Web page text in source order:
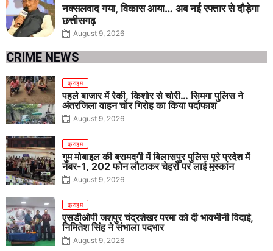
नक्सलवाद गया, विकास आया… अब नई रफ्तार से दौड़ेगा
छत्तीसगढ़
August 9, 2026
CRIME NEWS
क्राइम
पहले बाजार में रेकी, किशोर से चोरी… सिमगा पुलिस ने
अंतरजिला वाहन चोर गिरोह का किया पर्दाफाश
August 9, 2026
क्राइम
गुम मोबाइल की बरामदगी में बिलासपुर पुलिस पूरे प्रदेश में
नंबर-1, 202 फोन लौटाकर चेहरों पर लाई मुस्कान
August 9, 2026
क्राइम
एसडीओपी जशपुर चंद्रशेखर परमा को दी भावभीनी विदाई,
निमितेश सिंह ने संभाला पदभार
August 9, 2026